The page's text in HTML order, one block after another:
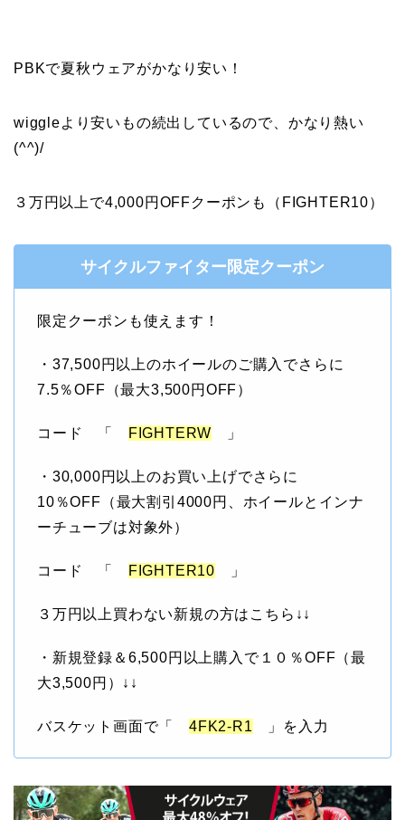
PBKで夏秋ウェアがかなり安い！
wiggleより安いもの続出しているので、かなり熱い
(^^)/
３万円以上で4,000円OFFクーポンも（FIGHTER10）
サイクルファイター限定クーポン
限定クーポンも使えます！
・37,500円以上のホイールのご購入でさらに
7.5％OFF（最大3,500円OFF）
コード 「 FIGHTERW 」
・30,000円以上のお買い上げでさらに
10％OFF（最大割引4000円、ホイールとインナ
ーチューブは対象外）
コード 「 FIGHTER10 」
３万円以上買わない新規の方はこちら↓↓
・新規登録＆6,500円以上購入で１０％OFF（最
大3,500円）↓↓
バスケット画面で「 4FK2-R1 」を入力